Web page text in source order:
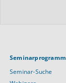
Seminarprogramm
Seminar-Suche